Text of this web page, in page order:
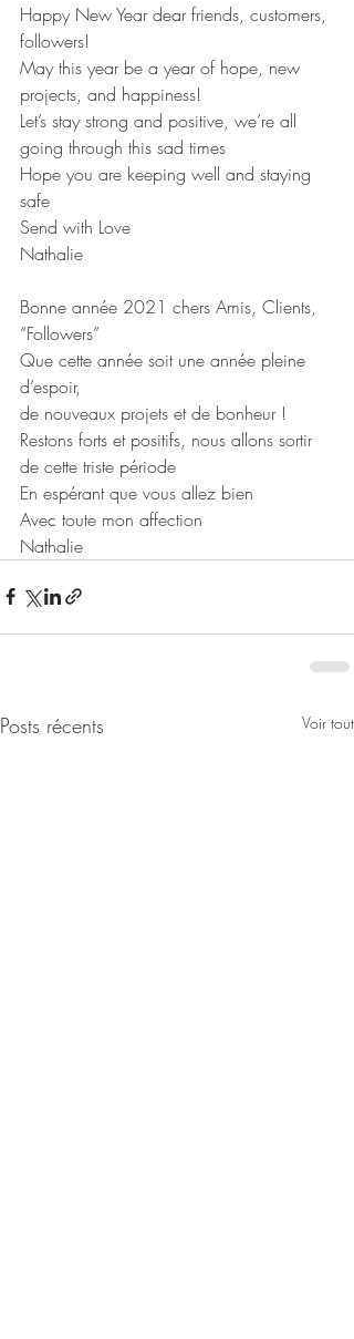
Happy New Year dear friends, customers,
followers!
May this year be a year of hope, new
projects, and happiness!
Let’s stay strong and positive, we’re all
going through this sad times
Hope you are keeping well and staying
safe
Send with Love
Nathalie
Bonne année 2021 chers Amis, Clients,
“Followers”
Que cette année soit une année pleine
d’espoir,
de nouveaux projets et de bonheur !
Restons forts et positifs, nous allons sortir
de cette triste période
En espérant que vous allez bien
Avec toute mon affection
Nathalie
Posts récents Voir tout